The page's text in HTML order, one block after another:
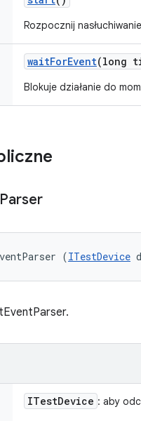
Rozpocznij
waitForEvent(long
Blokuje działanie do
Parser
(ITestDevice
ITestDevice : aby